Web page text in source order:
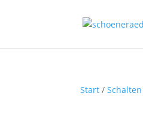
Start /Schalten